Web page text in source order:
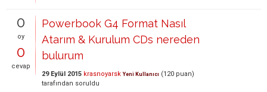
0
oy
0
cevap
Powerbook G4 Format Nasıl
Atarım & Kurulum CDs nereden
bulurum
29 Eylül 2015 krasnoyarsk Yeni Kullanıcı (120 puan)
tarafından soruldu